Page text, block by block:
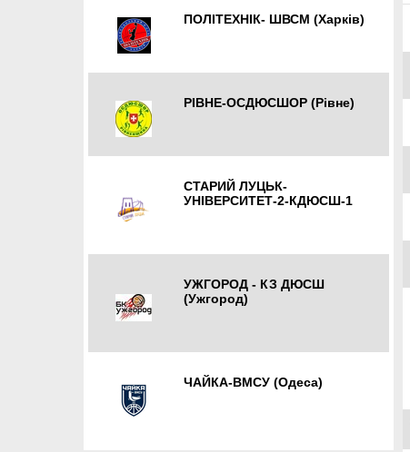
ПОЛІТЕХНІК- ШВСМ (Харків)
РІВНЕ-ОСДЮСШОР (Рівне)
СТАРИЙ ЛУЦЬК-
УНІВЕРСИТЕТ-2-КДЮСШ-1
УЖГОРОД - КЗ ДЮСШ
(Ужгород)
ЧАЙКА-ВМСУ (Одеса)